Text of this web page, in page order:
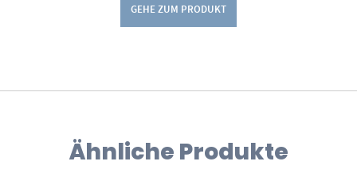
GEHE ZUM PRODUKT
Ähnliche Produkte